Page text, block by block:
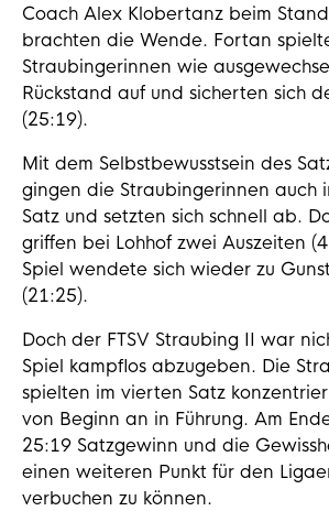
Coach Alex Klobertanz beim
brachten die Wende. Fortan
Straubingerinnen wie
Rückstand auf und sicherten sich
(25:19).
Mit dem Selbstbewusstsein des
gingen die Straubingerinnen auch
Satz und setzten sich schnell ab.
griffen bei Lohhof zwei Auszeiten
Spiel wendete sich wieder zu
(21:25).
Doch der FTSV Straubing II war
Spiel kampflos abzugeben. Die
spielten im vierten Satz
von Beginn an in Führung. Am
25:19 Satzgewinn und die
einen weiteren Punkt für den
verbuchen zu können.